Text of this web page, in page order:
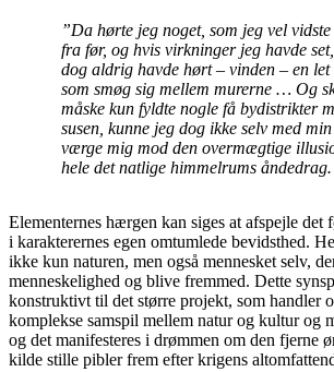
”Da hørte jeg noget, som jeg vel vidste
fra før, og hvis virkninger jeg havde
dog aldrig havde hørt – vinden – en let
som smøg sig mellem murerne … Og
måske kun fyldte nogle få bydistrikter
susen, kunne jeg dog ikke selv med
værge mig mod den overmægtige
hele det natlige himmelrums
Elementernes hærgen kan siges at afspejle det
i karakterernes egen omtumlede bevidsthed.
ikke kun naturen, men også mennesket selv,
menneskelighed og blive fremmed. Dette
konstruktivt til det større projekt, som handler
komplekse samspil mellem natur og kultur og
og det manifesteres i drømmen om den fjerne
kilde stille pibler frem efter krigens